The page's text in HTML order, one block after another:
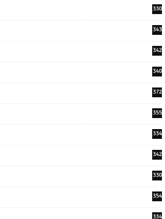
330
343
342
340
372
355
334
342
330
354
334